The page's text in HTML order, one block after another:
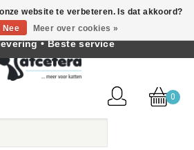
Nederlands
0
website te verbeteren. Is dat akkoord?
Nee Meer over cookies »
katten • Kennis van kattengedrag •
• Beste service